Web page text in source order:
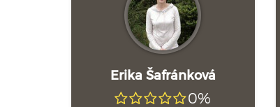
Erika Šafránková
0%